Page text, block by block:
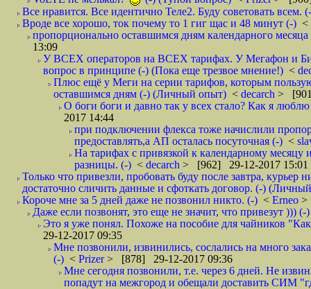
Все нравится. Все идентично Теле2. Буду советовать всем.
Вроде все хорошо, ток почему то 1 гиг щас и 48 минут (-) <
пропорционально оставшимся дням календарного
13:09
У ВСЕХ операторов на ВСЕХ тарифах. У Мегафон и Би
вопрос в принципе (-) (Пока еще трезвое мнение!) <
Плюс ещё у Меги на серии тарифов, которым
оставшимся дням (-) (Личный опыт) < decarch >
О боги боги и давно так у всех стало? Как я
2017 14:44
при подключении флекса тоже начислили
предоставлять,а АП осталась посуточная (-) <
На тарифах с привязкой к календарному
разницы. (-) < decarch > [962] 29-12-2017 15:01
Только что привезли, пробовать буду после завтра,
достаточно сличить данные и сфоткать договор. (-)
Короче мне за 5 дней даже не позвонил никто. (-) < Erneo >
Даже если позвонят, это еще не значит, что привезут ))) (-)
Это я уже понял. Похоже на пособие для чайников
29-12-2017 09:35
Мне позвонили, извинились, сослались на много
(-) < Prizer> [878] 29-12-2017 09:36
Мне сегодня позвонили, т.е. через 6 дней. Не
попадут на межгород и обещали доставить СИМ